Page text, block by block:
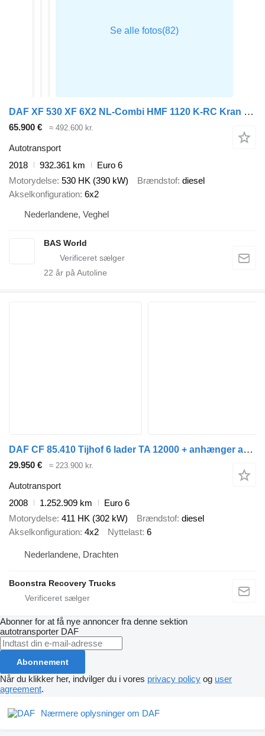
DAF XF 530 XF 6X2 NL-Combi HMF 1120 K-RC Kran Crane Transporter Lift + anhænger autotransport
65.900 € ≈ 492.600 kr.
Autotransport
2018
932.361 km
Euro 6
Motorydelse 530 HK (390 kW) Brændstof diesel
Akselkonfiguration 6x2
Nederlandene, Veghel
BAS World
22 år på Autoline
DAF CF 85.410 Tijhof 6 lader TA 12000 + anhænger autotransport
29.950 € ≈ 223.900 kr.
Autotransport
2008
1.252.909 km
Euro 6
Motorydelse 411 HK (302 kW) Brændstof diesel
Akselkonfiguration 4x2 Nyttelast 6
Nederlandene, Drachten
Boonstra Recovery Trucks
Abonner for at få nye annoncer fra denne sektion
autotransporter DAF
Abonnement
Når du klikker her, indvilger du i vores privacy policy og user
agreement.
Nærmere oplysninger om DAF